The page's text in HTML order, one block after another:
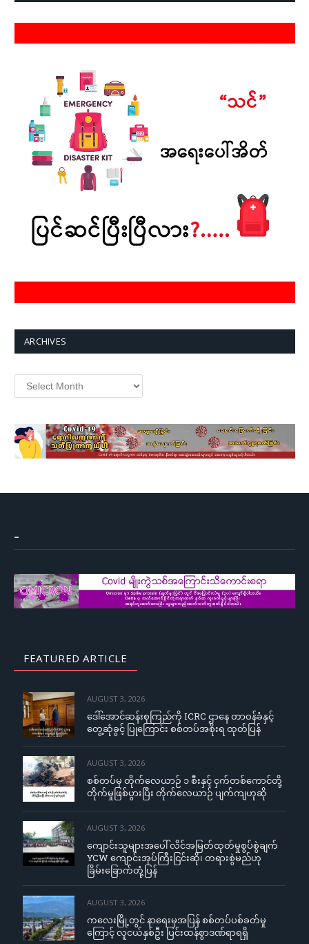
ARCHIVES
Archives
–
FEATURED ARTICLE
AUGUST 3, 2026
ဒေါ်အောင်ဆန်းစုကြည်ကို ICRC ဌာနေ တာဝန်ခံနှင့်
တွေ့ဆုံခွင့် ပြုကြောင်း စစ်တပ်အစိုးရ ထုတ်ပြန်
AUGUST 3, 2026
စစ်တပ်မှ တိုက်လေယာဉ် ၁ စီးနှင့် ငှက်တစ်ကောင်တို့
တိုက်မှုဖြစ်ပွားပြီး တိုက်လေယာဉ် ပျက်ကျဟုဆို
AUGUST 3, 2026
ကျောင်းသူများအပေါ် လိင်အမြတ်ထုတ်မှုစွပ်စွဲချက်
YCW ကျောင်းအုပ်ကြီးငြင်းဆို၊ တရားစွဲမည်ဟု
ခြိမ်းခြောက်တုံ့ပြန်
AUGUST 3, 2026
ကလေးမြို့တွင် နာရေးမှအပြန် စစ်တပ်ပစ်ခတ်မှု
ကြောင့် လူငယ်နှစ်ဦး ပြင်းထန်စွာဒဏ်ရာရရှိ